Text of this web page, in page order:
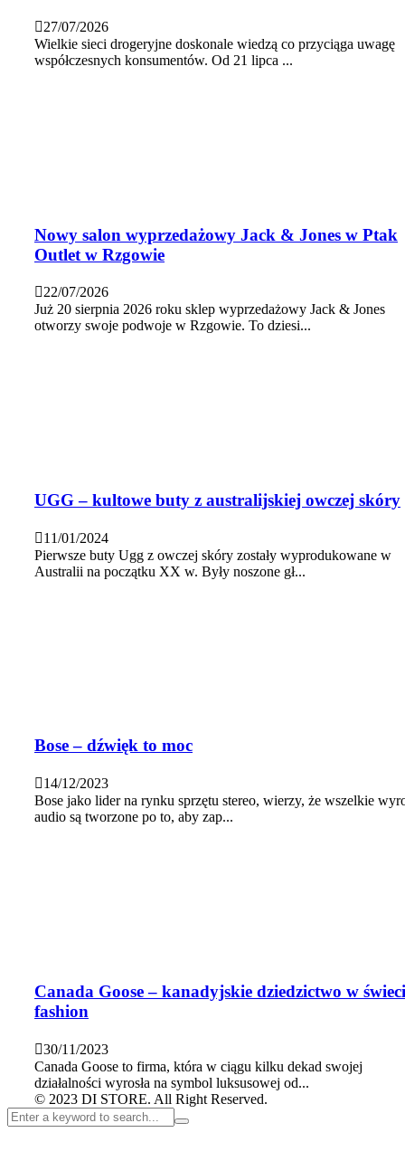
27/07/2026
Wielkie sieci drogeryjne doskonale wiedzą co przyciąga uwagę
współczesnych konsumentów. Od 21 lipca ...
Nowy salon wyprzedażowy Jack & Jones w Ptak
Outlet w Rzgowie
22/07/2026
Już 20 sierpnia 2026 roku sklep wyprzedażowy Jack & Jones
otworzy swoje podwoje w Rzgowie. To dziesi...
UGG – kultowe buty z australijskiej owczej skóry
11/01/2024
Pierwsze buty Ugg z owczej skóry zostały wyprodukowane w
Australii na początku XX w. Były noszone gł...
Bose – dźwięk to moc
14/12/2023
Bose jako lider na rynku sprzętu stereo, wierzy, że wszelkie
audio są tworzone po to, aby zap...
Canada Goose – kanadyjskie dziedzictwo w
fashion
30/11/2023
Canada Goose to firma, która w ciągu kilku dekad swojej
działalności wyrosła na symbol luksusowej od...
© 2023 DI STORE. All Right Reserved.